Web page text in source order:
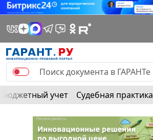
Бюджетный учет Судебная практика